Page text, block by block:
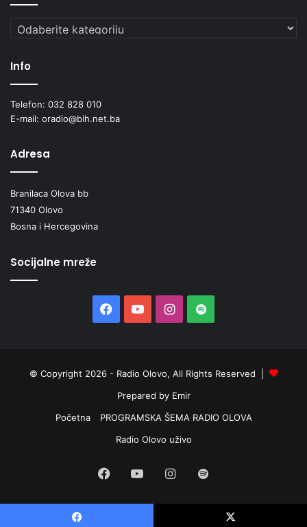
Kategorije
Info
Telefon: 032 828 010
E-mail: oradio@bih.net.ba
Adresa
Branilaca Olova bb
71340 Olovo
Bosna i Hercegovina
Socijalne mreže
Facebook
YouTubeInstagram
Spotify
© Copyright 2026 - Radio Olovo, All Rights Reserved |
Prepared by Emir
Početna
PROGRAMSKA ŠEMA RADIO OLOVA
Radio Olovo uživo
Facebook
YouTubeInstagram
Spotify